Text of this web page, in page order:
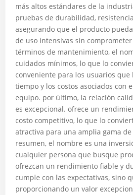
más altos estándares de la
pruebas de durabilidad,
asegurando que el producto
de uso intensivas sin
términos de mantenimiento, el
cuidados mínimos, lo que lo
conveniente para los usuarios
tiempo y los costos asociados con
equipo. por último, la relación
es excepcional. ofrece un
costo competitivo, lo que lo
atractiva para una amplia gama
resumen, el nombre es una
cualquier persona que busque
ofrezcan un rendimiento fiable y
cumple con las expectativas, sino
proporcionando un valor